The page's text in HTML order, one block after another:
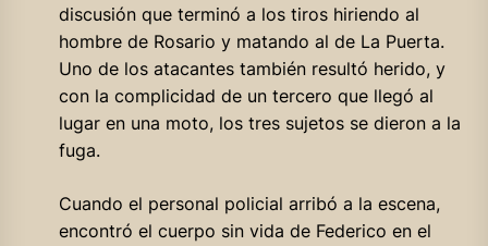
discusión que terminó a los tiros hiriendo al
hombre de Rosario y matando al de La Puerta.
Uno de los atacantes también resultó herido, y
con la complicidad de un tercero que llegó al
lugar en una moto, los tres sujetos se dieron a la
fuga.
Cuando el personal policial arribó a la escena,
encontró el cuerpo sin vida de Federico en el